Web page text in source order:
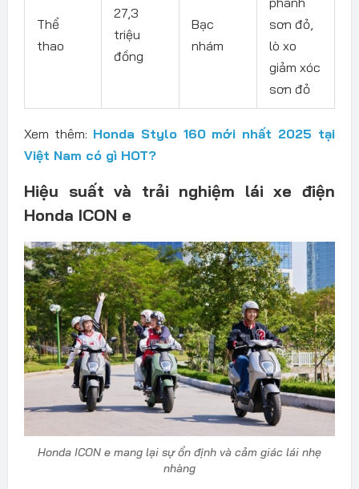
Thể
thao
27,3
triệu
đồng
Bạc
nhám
sơn đỏ,
lò xo
giảm xóc
sơn đỏ
Xem thêm: Honda Stylo 160 mới nhất 2025 tại
Việt Nam có gì HOT?
Hiệu suất và trải nghiệm lái xe điện
Honda ICON e
Honda ICON e mang lại sự ổn định và cảm giác lái nhẹ
nhàng